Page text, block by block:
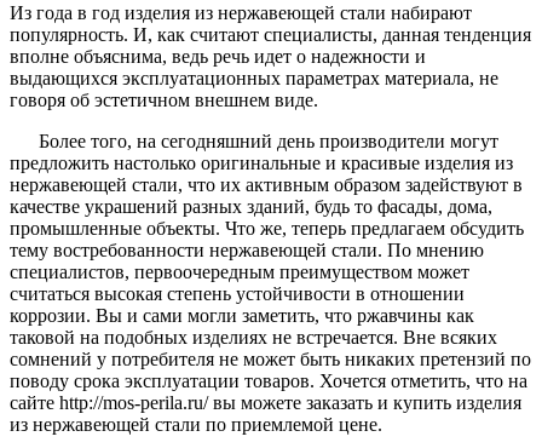
Из года в год изделия из нержавеющей стали набирают
популярность. И, как считают специалисты, данная тенденция
вполне объяснима, ведь речь идет о надежности и
выдающихся эксплуатационных параметрах материала, не
говоря об эстетичном внешнем виде.
Более того, на сегодняшний день производители могут
предложить настолько оригинальные и красивые изделия из
нержавеющей стали, что их активным образом задействуют в
качестве украшений разных зданий, будь то фасады, дома,
промышленные объекты. Что же, теперь предлагаем обсудить
тему востребованности нержавеющей стали. По мнению
специалистов, первоочередным преимуществом может
считаться высокая степень устойчивости в отношении
коррозии. Вы и сами могли заметить, что ржавчины как
таковой на подобных изделиях не встречается. Вне всяких
сомнений у потребителя не может быть никаких претензий по
поводу срока эксплуатации товаров. Хочется отметить, что на
сайте http://mos-perila.ru/ вы можете заказать и купить изделия
из нержавеющей стали по приемлемой цене.